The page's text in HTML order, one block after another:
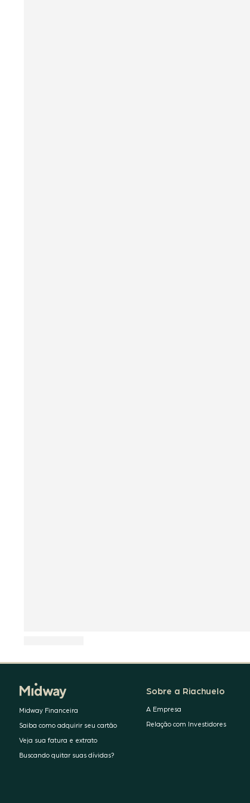
Midway Financeira
Saiba como adquirir seu cartão
Veja sua fatura e extrato
Buscando quitar suas dívidas?
Sobre a Riachuelo
A Empresa
Relação com Investidores